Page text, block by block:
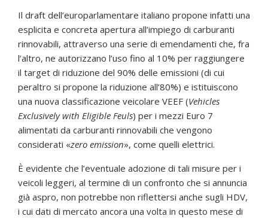
Il draft dell’europarlamentare italiano propone infatti una
esplicita e concreta apertura all’impiego di carburanti
rinnovabili, attraverso una serie di emendamenti che, fra
l’altro, ne autorizzano l’uso fino al 10% per raggiungere
il target di riduzione del 90% delle emissioni (di cui
peraltro si propone la riduzione all’80%) e istituiscono
una nuova classificazione veicolare VEEF (Vehicles
Exclusively with Eligible Feuls) per i mezzi Euro 7
alimentati da carburanti rinnovabili che vengono
considerati «zero emission», come quelli elettrici.
È evidente che l’eventuale adozione di tali misure per i
veicoli leggeri, al termine di un confronto che si annuncia
già aspro, non potrebbe non riflettersi anche sugli HDV,
i cui dati di mercato ancora una volta in questo mese di